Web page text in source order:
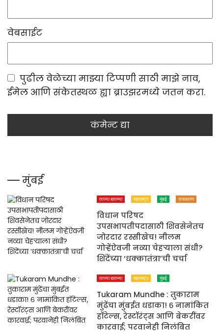
वेबसाईट
पुढील वेळेच्या माझ्या टिप्पणी साठी माझे नाव,
ईमेल आणि संकेतस्थळ ह्या ब्राउझरमध्ये जतन करा.
मुंबई
ताज्या बातम्या महाराष्ट्र मुंबई राजकारण
विधान परिषद
उपसभापतीपदासाठी शिवसेनेतच
जोरदार रस्सीखेच! नीलम
गोऱ्हेंऐवजी नव्या चेहऱ्याला संधी?
शिंदेंच्या ‘धक्कातंत्रा’ची चर्चा
ताज्या बातम्या महाराष्ट्र मुंबई
Tukaram Mundhe : तुकाराम
मुंढेंचा मुंबईत धडाका! ६ नामांकित
हॉटेल्स, रेस्टॉरंट्स आणि बेकरींवर
कारवाई; परवानेही निलंबित